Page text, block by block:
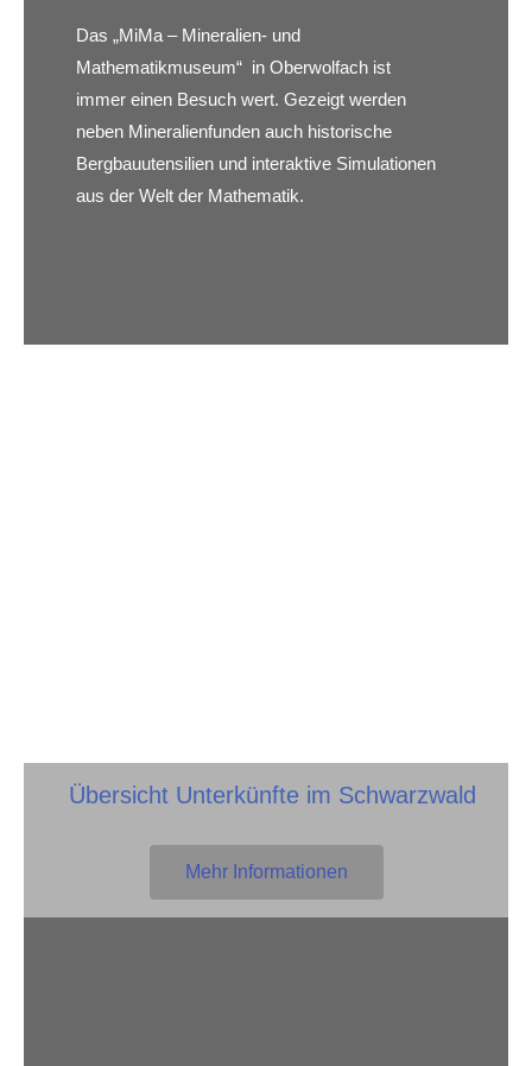
Das „MiMa – Mineralien- und
Mathematikmuseum“ in Oberwolfach ist
immer einen Besuch wert. Gezeigt werden
neben Mineralienfunden auch historische
Bergbauutensilien und interaktive Simulationen
aus der Welt der Mathematik.
Übersicht Unterkünfte im Schwarzwald
Mehr Informationen